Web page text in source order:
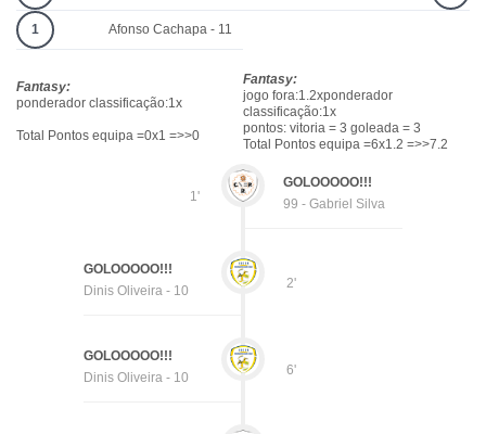
1 Afonso Cachapa - 11
Fantasy:
ponderador classificação:1x
Total Pontos equipa =0x1 =>>0
Fantasy:
jogo fora:1.2xponderador
classificação:1x
pontos: vitoria = 3 goleada = 3
Total Pontos equipa =6x1.2 =>>7.2
1'
GOLOOOOO!!!
99 - Gabriel Silva
2'
GOLOOOOO!!!
Dinis Oliveira - 10
6'
GOLOOOOO!!!
Dinis Oliveira - 10